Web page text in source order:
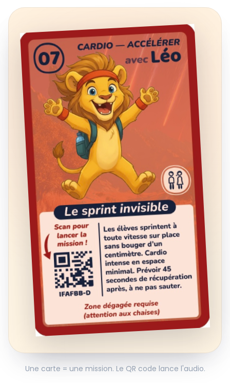
Une carte = une mission. Le QR code lance l'audio.